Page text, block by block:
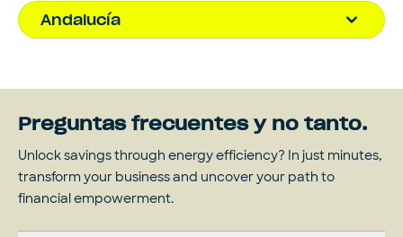
Andalucía
Preguntas frecuentes y no tanto.
Unlock savings through energy efficiency? In just minutes,
transform your business and uncover your path to
financial empowerment.